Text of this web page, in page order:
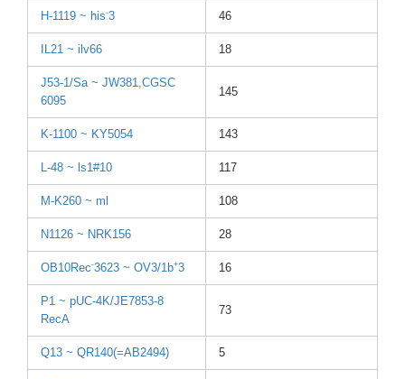
H-1119 ~ his-3 46
IL21 ~ ilv66 18
J53-1/Sa ~ JW381,CGSC
6095
145
K-1100 ~ KY5054 143
L-48 ~ ls1#10 117
M-K260 ~ ml 108
N1126 ~ NRK156 28
OB10Rec-3623 ~ OV3/1b+3 16
P1 ~ pUC-4K/JE7853-8
RecA
73
Q13 ~ QR140(=AB2494) 5